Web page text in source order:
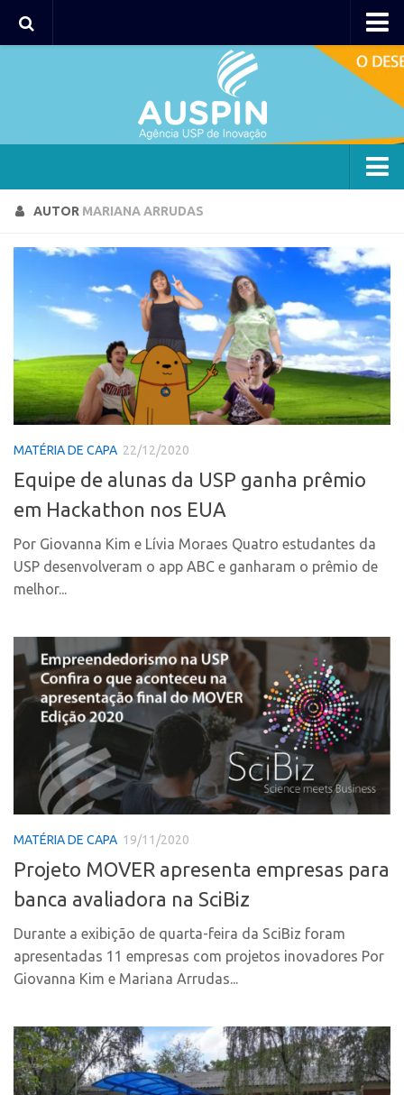
Polos
Polo Capital
Polo Lorena
Polo Ribeirão Preto
Polo São Carlos
Bolsa 2025
Startup USP
Conexão USP
Conexão Inter-USP
Leis e Normas
Portal do Inventor
Inteligência Competitiva
Chamamento
EMBRAPIIs
CPEs
CEPIDs
INCTs
PRPI/USP
InovaUSP
Comunicação
Eventos
Agenda AUSPIN
Fala Inovação
Premiações
Edição 2017
Edição 2021
Inovação em Números
AUSPIN
Agency
Coordenação
Polo Capital
Polo Lorena
Polo Ribeirão Preto
Polo São Carlos
Programas
Bolsa 2025
Startup USP
Conexão USP
Portal do Inventor
Inteligência Competitiva
Chamamento
Pesquisa na USP
EMBRAPIIs
CPEs
CEPIDs
INCTs
PRPI/USP
InovaUSP
Comunicação
Fala Inovação
Premiações
AUTOR MARIANA ARRUDAS
MATÉRIA DE CAPA 22/12/2020
Equipe de alunas da USP ganha prêmio
em Hackathon nos EUA
Por Giovanna Kim e Lívia Moraes Quatro estudantes da
USP desenvolveram o app ABC e ganharam o prêmio de
melhor...
MATÉRIA DE CAPA 19/11/2020
Projeto MOVER apresenta empresas para
banca avaliadora na SciBiz
Durante a exibição de quarta-feira da SciBiz foram
apresentadas 11 empresas com projetos inovadores Por
Giovanna Kim e Mariana Arrudas...